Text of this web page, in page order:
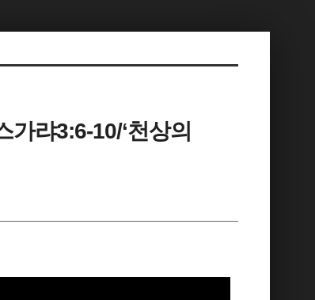
랴3:6-10/‘천상의